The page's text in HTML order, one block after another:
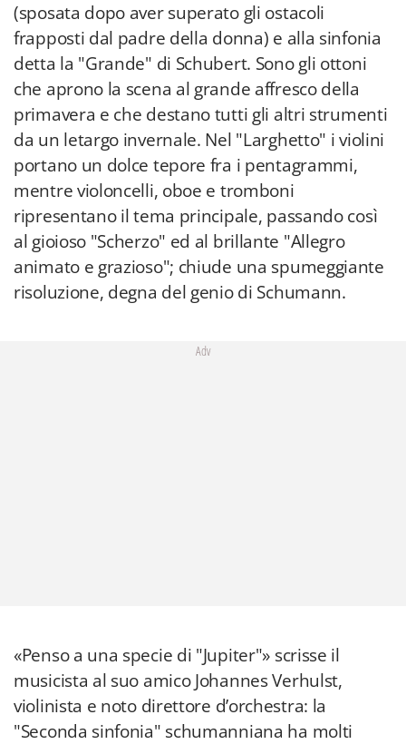
(sposata dopo aver superato gli ostacoli
frapposti dal padre della donna) e alla sinfonia
detta la "Grande" di Schubert. Sono gli ottoni
che aprono la scena al grande affresco della
primavera e che destano tutti gli altri strumenti
da un letargo invernale. Nel "Larghetto" i violini
portano un dolce tepore fra i pentagrammi,
mentre violoncelli, oboe e tromboni
ripresentano il tema principale, passando così
al gioioso "Scherzo" ed al brillante "Allegro
animato e grazioso"; chiude una spumeggiante
risoluzione, degna del genio di Schumann.
Adv
«Penso a una specie di "Jupiter"» scrisse il
musicista al suo amico Johannes Verhulst,
violinista e noto direttore d’orchestra: la
"Seconda sinfonia" schumanniana ha molti